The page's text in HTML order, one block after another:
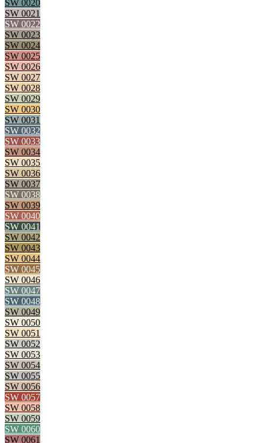
SW 0020
SW 0021
SW 0022
SW 0023
SW 0024
SW 0025
SW 0026
SW 0027
SW 0028
SW 0029
SW 0030
SW 0031
SW 0032
SW 0033
SW 0034
SW 0035
SW 0036
SW 0037
SW 0038
SW 0039
SW 0040
SW 0041
SW 0042
SW 0043
SW 0044
SW 0045
SW 0046
SW 0047
SW 0048
SW 0049
SW 0050
SW 0051
SW 0052
SW 0053
SW 0054
SW 0055
SW 0056
SW 0057
SW 0058
SW 0059
SW 0060
SW 0061